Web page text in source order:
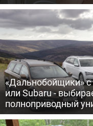
«Дальнобойщики» с
или Subaru -
полноприводный